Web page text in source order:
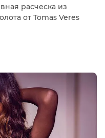
расческа из
от Tomas Veres